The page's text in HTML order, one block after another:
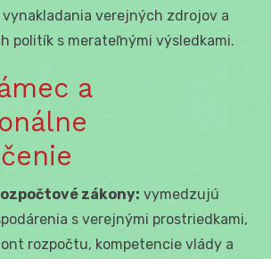
verejných zdrojov a
politík s merateľnými výsledkami.
a
zákony: vymedzujú
s verejnými prostriedkami,
rozpočtu, kompetencie vlády a